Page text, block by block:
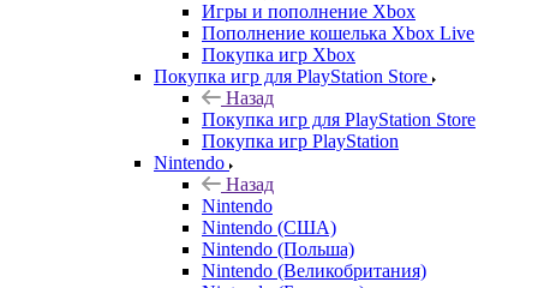
Игры и пополнение Xbox
Пополнение кошелька Xbox Live
Покупка игр Xbox
Покупка игр для PlayStation Store
Назад
Покупка игр для PlayStation Store
Покупка игр PlayStation
Nintendo
Назад
Nintendo
Nintendo (США)
Nintendo (Польша)
Nintendo (Великобритания)